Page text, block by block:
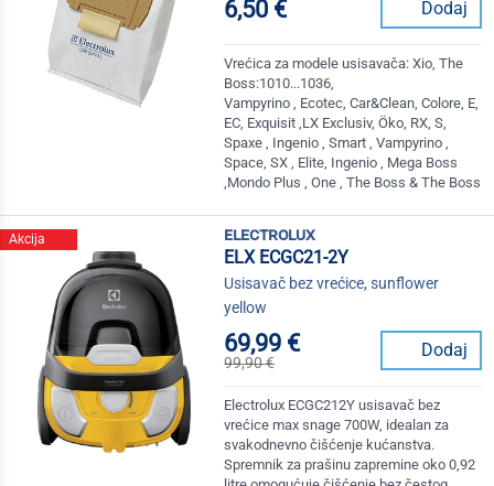
6,50 € Dodaj
Vrećica za modele usisavača: Xio, The
Boss:1010...1036,
Vampyrino , Ecotec, Car&Clean, Colore, E,
EC, Exquisit ,LX Exclusiv, Öko, RX, S,
Spaxe , Ingenio , Smart , Vampyrino ,
Space, SX , Elite, Ingenio , Mega Boss
,Mondo Plus , One , The Boss & The Boss
Akcija
electrolux
ELX ECGC21-2Y
Usisavač bez vrećice, sunflower
yellow
69,99 €
99,90 €
Dodaj
Electrolux ECGC212Y usisavač bez
vrećice max snage 700W, idealan za
svakodnevno čišćenje kućanstva.
Spremnik za prašinu zapremine oko 0,92